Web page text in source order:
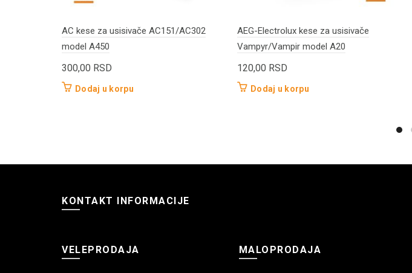
AC kese za usisivače AC151/AC302
model A450
300,00 RSD
Dodaj u korpu
AEG-Electrolux kese za usisivače
Vampyr/Vampir model A20
120,00 RSD
Dodaj u korpu
KONTAKT INFORMACIJE
VELEPRODAJA MALOPRODAJA